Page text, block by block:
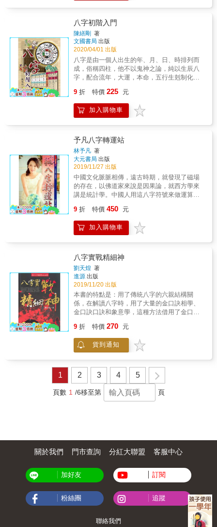
卷三開始解說五行八字基礎的批命規則與心
法，你將學會如何觀看動靜態的五行流通、日
主受剋、合的變化、身強身弱、拆合應用、五
行四時調候、保護神、主導神與治療用神，配
合案例學習更能事半功倍，內容十分精彩。 &
卷四為八字微言任督二脈，本章集結了我的網
站Blog文章，內容上做了些許修正，在一些實
證案例中，我會用說故事的方式，讓讀者建立
新的命理知識，不再被過時的觀念羈絆。 & 卷
題庫，分為基礎與進階共40道練習題，文堡老
師期望大家讀完本書後，能從實務中體悟五行
八字，除了印證這套學術的準確，亦要指引他
人如何走，透過改變讓自己的人生加分，才是
研習命理真正的目的。
說明，諸如男命娶離婚女或某大姐的特徵，由
何處評斷能娶名門閨秀或有多次婚姻；女命嫁
老夫、嫁豪門、三嫁難休、紅杏出牆；配偶職
業、配偶個性等等均發前人之所未發，堪稱歷
代以來對男女婚姻論述最完整的著作，不僅可
作為年輕男女尋找對象、合婚參考，更是命理
師研究婚姻的一本好書。
八字初階入門
陳繕剛 著
文國書局 出版
2020/04/01 出版
八字是由一個人出生的年、月、日、時排列而
成，俗稱四柱，他不以鬼神之論，純以生辰八
字，配合流年，大運，本命，五行生剋制化的
富貴貧賤，疾病‧‧‧等。本書內容由淺入深，循序
漸進，教導讀者於短時間內，學會排列八字及
推論禍福吉凶，樂享研究八字命理之樂趣。
9 折 特價 225 元
加入購物車
予凡八字轉運站
林予凡 著
大元書局 出版
2019/11/27 出版
中國文化脈脈相傳，遠古時期，就發現了磁場
的存在，以佛道家來說是因果論，就西方學來
講是統計學。中國人用這八字符號來做運算八
上有命與大運的結構兩個組合而成，易經原理
組合之五行八字學，透過天干地支節氣溫度區
域變化，取其初生時天干地支透過大數據科學
理書是有步驟的實戰工具參考書結合多方論
述，深入淺出，可學到八字基本知識，正確的
排盤取格、喜忌用神選取、正確神煞變化論
述、雙胞胎多胞胎排盤、八字合婚、身強身
弱、庫馬花風水座向方位、大運流年八字鑑定
化解、綜合判斷。更重要是本書有趨吉避凶轉
運方法及時事案例介紹，讓您在人生道路上不
致於迷失方向。 八字在在都在警示我們人類做
人的倫理，從錯誤中覺醒，重新認識自己的缺
過遷善，超越改變，心懷慈悲，必能改變自己
的命運。
9 折 特價 450 元
加入購物車
八字實戰精細神
劉天煌 著
進源 出版
2019/11/20 出版
本書的特點是：用了傳統八字的六親結構關
係，在解讀八字時，用了大量的金口訣相學、
金口訣口訣和象意學，這種方法借用了金口訣
細膩，更針加對性，更加可靠性，更加準確
性，所以說，本書的問世會在預測學的行業激
起千層浪，引領時代潮流。 《八字實戰精細
到每一個人的過去現在和未來，以及天災人禍
和病災、吉凶禍福、添子添孫、行業、職業、
六親、領導以及貧賤富貴的格局，最關鍵的是
知其婚前婚後的戀愛、家庭以及桃花運、桃花
導關係等等都可以解讀，甚至於升官、發財、
神》一書的形成，是一個預測學的綜合體系版
本，所以其理論比傳統八字更簡單明瞭，其方
強。因為此書是現代化形成的，與現代化的生
活、現代化的時間空間、現代化的物象息息相
關， 場能完全合一。作者在解讀案例時，完全
用了唯物辯證的哲學觀點，並尊重科學實證
9 折 特價 270 元
貨到通知
1 2 3 4 5
頁數 1 /6移至第 頁
關於我們 門市查詢 分紅大聯盟 客服中心
加好友 訂閱
粉絲團 追蹤
聯絡我們